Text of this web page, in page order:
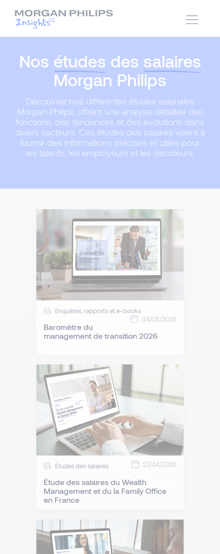
Nos études des salaires
Morgan Philips
Découvrez nos différentes études salariales
Morgan Philips, offrant une analyse détaillée des
fonctions, des tendances et des évolutions dans
divers secteurs. Ces études des salaires visent à
fournir des informations précises et utiles pour
les talents, les employeurs et les décideurs.
Enquêtes, rapports et e-books
04/05/2026
Baromètre du
management de transition 2026
Études des salaires 22/04/2026
Étude des salaires du Wealth
Management et du la Family Office
en France